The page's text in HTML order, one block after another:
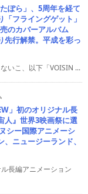
ぽら」、5周年を経て
フライングゲット」
のカバーアルバム
先行解禁。平成を彩っ
いこ、以下「VOISIN ...
」初のオリジナル長
人』世界3映画祭に選
シー国際アニメーシ
ニュージーランド、
長編アニメーション